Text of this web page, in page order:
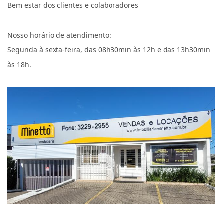
Bem estar dos clientes e colaboradores
Nosso horário de atendimento:
Segunda à sexta-feira, das 08h30min às 12h e das 13h30min
às 18h.